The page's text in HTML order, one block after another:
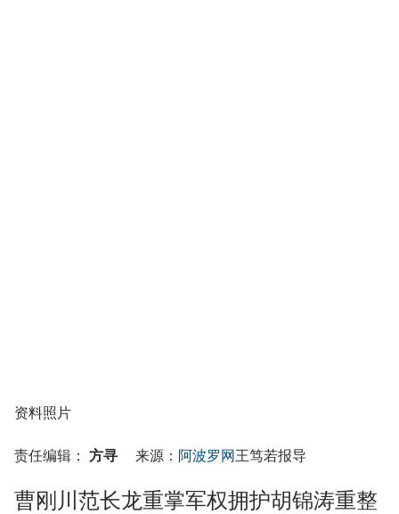
资料照片
责任编辑： 方寻 来源： 阿波罗网王笃若报导
曹刚川范长龙重掌军权拥护胡锦涛重整